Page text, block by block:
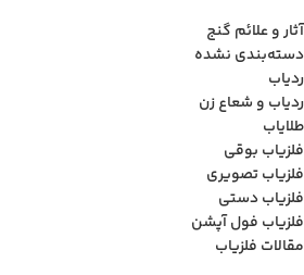
آثار و علائم گنج
دسته‌بندی نشده
ردیاب
ردیاب و شعاع زن
طلایاب
فلزیاب بوقی
فلزیاب تصویری
فلزیاب دستی
فلزیاب فول آپشن
مقالات فلزیاب